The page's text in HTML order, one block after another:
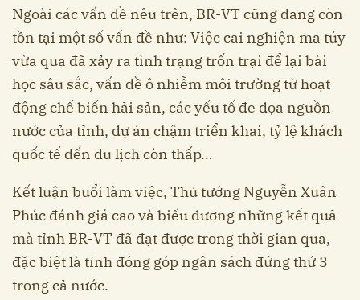
Ngoài các vấn đề nêu trên, BR-VT cũng đang còn
tồn tại một số vấn đề như: Việc cai nghiện ma túy
vừa qua đã xảy ra tình trạng trốn trại để lại bài
học sâu sắc, vấn đề ô nhiễm môi trường từ hoạt
động chế biến hải sản, các yếu tố đe dọa nguồn
nước của tỉnh, dự án chậm triển khai, tỷ lệ khách
quốc tế đến du lịch còn thấp…
Kết luận buổi làm việc, Thủ tướng Nguyễn Xuân
Phúc đánh giá cao và biểu dương những kết quả
mà tỉnh BR-VT đã đạt được trong thời gian qua,
đặc biệt là tỉnh đóng góp ngân sách đứng thứ 3
trong cả nước.